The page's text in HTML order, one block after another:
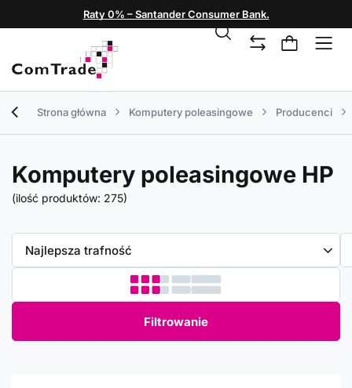
Raty 0% – Santander Consumer Bank.
Strona główna Komputery poleasingowe Producenci
Komputery poleasingowe HP
(ilość produktów: 275)
Zmień sortowanie
Najlepsza trafność
Filtrowanie